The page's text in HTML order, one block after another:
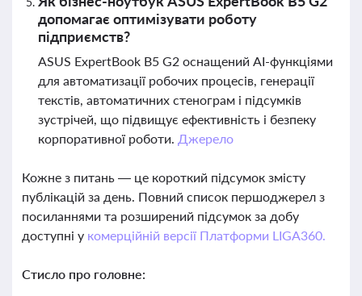
допомагає оптимізувати роботу
підприємств?
ASUS ExpertBook B5 G2 оснащений AI-функціями
для автоматизації робочих процесів, генерації
текстів, автоматичних стенограм і підсумків
зустрічей, що підвищує ефективність і безпеку
корпоративної роботи. Джерело
Кожне з питань — це короткий підсумок змісту
публікацій за день. Повний список першоджерел з
посиланнями та розширений підсумок за добу
доступні у комерційній версії Платформи LIGA360.
Стисло про головне: